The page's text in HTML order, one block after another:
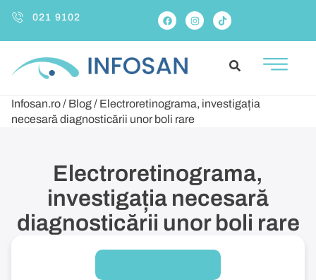
021 9102
Infosan.ro/ Blog/ Electroretinograma, investigația
necesară diagnosticării unor boli rare
Electroretinograma,
investigația necesară
diagnosticării unor boli rare